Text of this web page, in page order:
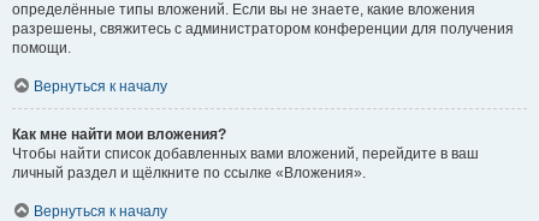
определённые типы вложений. Если вы не знаете, какие вложения
разрешены, свяжитесь с администратором конференции для получения
помощи.
Вернуться к началу
Как мне найти мои вложения?
Чтобы найти список добавленных вами вложений, перейдите в ваш
личный раздел и щёлкните по ссылке «Вложения».
Вернуться к началу